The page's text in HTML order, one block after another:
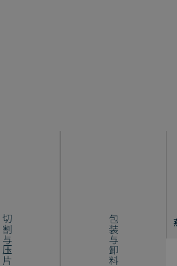
切割与压片 包装与卸料